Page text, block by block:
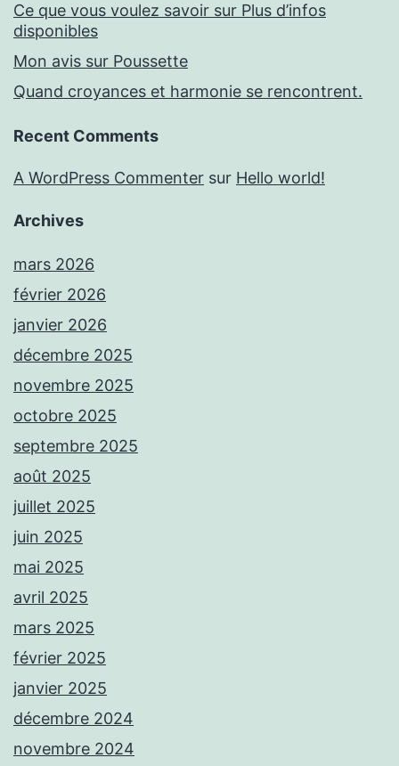
Ce que vous voulez savoir sur Plus d’infos
disponibles
Mon avis sur Poussette
Quand croyances et harmonie se rencontrent.
Recent Comments
A WordPress Commenter sur Hello world!
Archives
mars 2026
février 2026
janvier 2026
décembre 2025
novembre 2025
octobre 2025
septembre 2025
août 2025
juillet 2025
juin 2025
mai 2025
avril 2025
mars 2025
février 2025
janvier 2025
décembre 2024
novembre 2024